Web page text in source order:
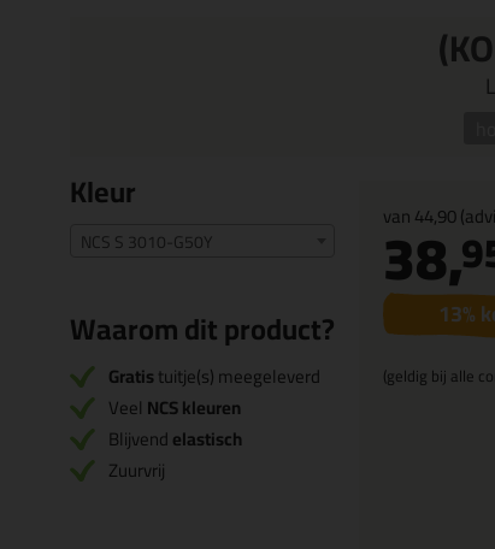
Kleur
NCS S 3010-G50Y
Waarom dit product?
Gratistuitje(s) meegeleverd
Veel NCS kleuren
Blijvendelastisch
Zuurvrij
van44,90
38,
13%
(geldig bij alle